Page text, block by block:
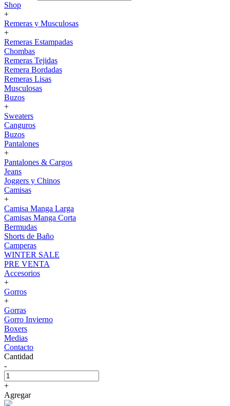
Shop
+
Remeras y Musculosas
+
Remeras Estampadas
Chombas
Remeras Tejidas
Remera Bordadas
Remeras Lisas
Musculosas
Buzos
+
Sweaters
Canguros
Buzos
Pantalones
+
Pantalones & Cargos
Jeans
Joggers y Chinos
Camisas
+
Camisa Manga Larga
Camisas Manga Corta
Bermudas
Shorts de Baño
Camperas
WINTER SALE
PRE VENTA
Accesorios
+
Gorros
+
Gorras
Gorro Invierno
Boxers
Medias
Contacto
Cantidad
-
+
Agregar